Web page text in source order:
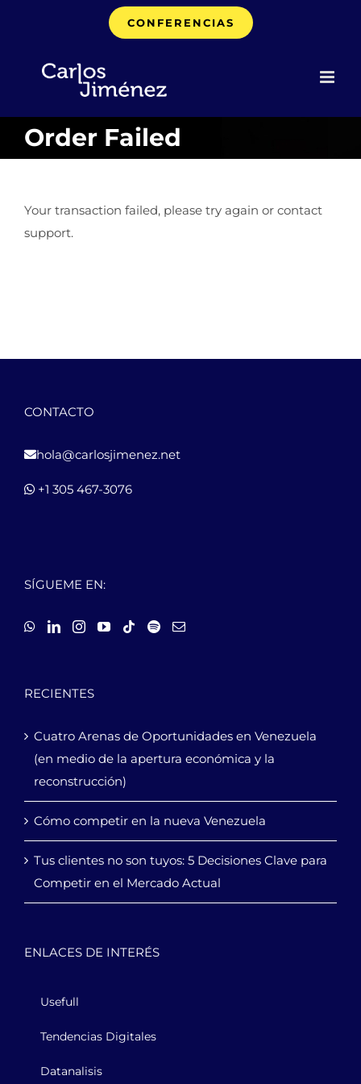
CONFERENCIAS
Order Failed
Your transaction failed, please try again or contact
support.
CONTACTO
hola@carlosjimenez.net
+1 305 467-3076
SÍGUEME EN:
RECIENTES
Cuatro Arenas de Oportunidades en Venezuela
(en medio de la apertura económica y la
reconstrucción)
Cómo competir en la nueva Venezuela
Tus clientes no son tuyos: 5 Decisiones Clave para
Competir en el Mercado Actual
ENLACES DE INTERÉS
Usefull
Tendencias Digitales
Datanalisis